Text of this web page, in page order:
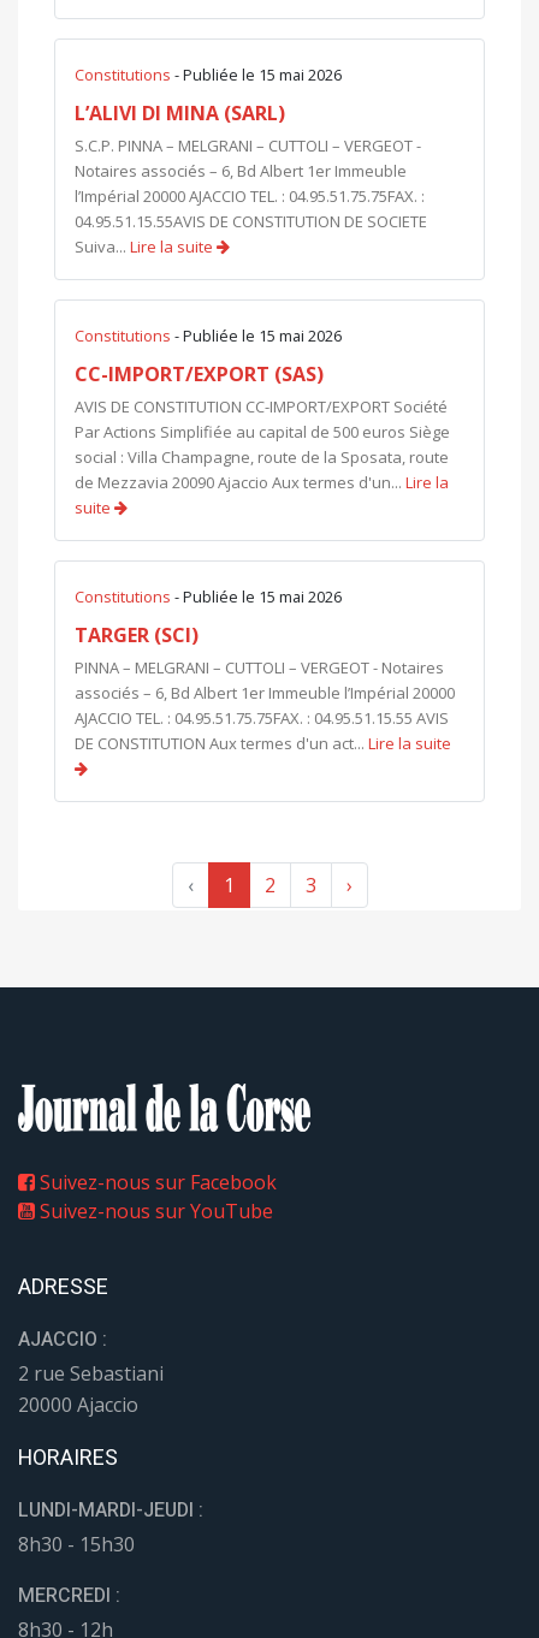
Constitutions - Publiée le 15 mai 2026
L’ALIVI DI MINA (SARL)
S.C.P. PINNA – MELGRANI – CUTTOLI – VERGEOT -
Notaires associés – 6, Bd Albert 1er Immeuble
l’Impérial 20000 AJACCIO TEL. : 04.95.51.75.75FAX. :
04.95.51.15.55AVIS DE CONSTITUTION DE SOCIETE
Suiva... Lire la suite
Constitutions - Publiée le 15 mai 2026
CC-IMPORT/EXPORT (SAS)
AVIS DE CONSTITUTION CC-IMPORT/EXPORT Société
Par Actions Simplifiée au capital de 500 euros Siège
social : Villa Champagne, route de la Sposata, route
de Mezzavia 20090 Ajaccio Aux termes d'un... Lire la
suite
Constitutions - Publiée le 15 mai 2026
TARGER (SCI)
PINNA – MELGRANI – CUTTOLI – VERGEOT - Notaires
associés – 6, Bd Albert 1er Immeuble l’Impérial 20000
AJACCIO TEL. : 04.95.51.75.75FAX. : 04.95.51.15.55 AVIS
DE CONSTITUTION Aux termes d'un act... Lire la suite
‹ 1 2 3 ›
Suivez-nous sur Facebook
Suivez-nous sur YouTube
ADRESSE
AJACCIO :
2 rue Sebastiani
20000 Ajaccio
HORAIRES
LUNDI-MARDI-JEUDI :
8h30 - 15h30
MERCREDI :
8h30 - 12h